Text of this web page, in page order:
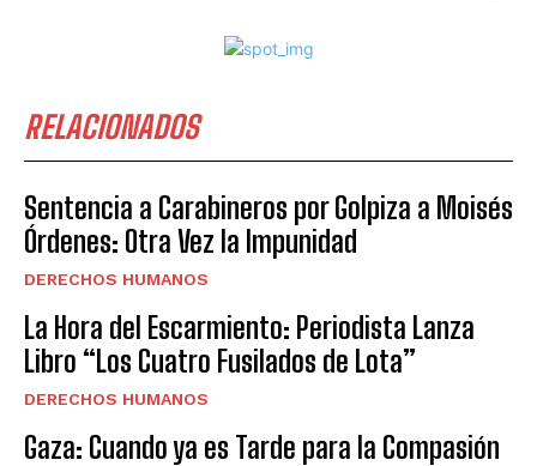
RELACIONADOS
Sentencia a Carabineros por Golpiza a Moisés
Órdenes: Otra Vez la Impunidad
DERECHOS HUMANOS
La Hora del Escarmiento: Periodista Lanza
Libro “Los Cuatro Fusilados de Lota”
DERECHOS HUMANOS
Gaza: Cuando ya es Tarde para la Compasión